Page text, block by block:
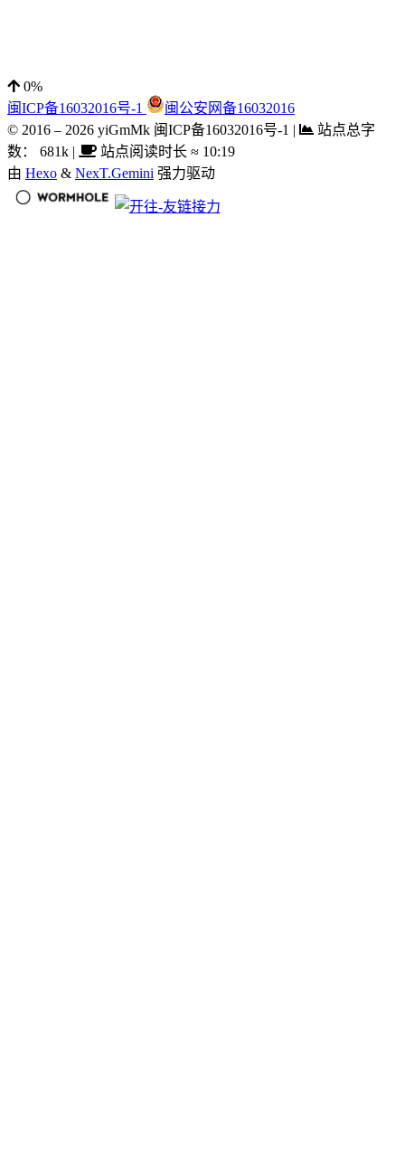
0%
闽ICP备16032016号-1
闽公安网备16032016
© 2016 – 2026 yiGmMk 闽ICP备16032016号-1 |
站点总字
数：
681k | 站点阅读时长 ≈ 10:19
由 Hexo & NexT.Gemini 强力驱动